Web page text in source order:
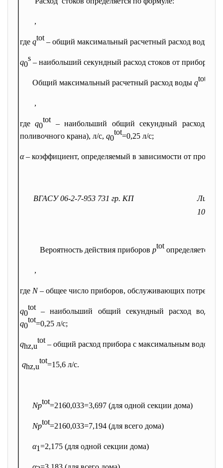
,
где qtot– общий максимальный расчетный расход воды, л/
q0
s – наибольший секундный расход стоков от прибора, л/
Общий максимальный расчетный расход воды qtot
,
гдеq0
tot– наибольший общий секундный расход
поливочного крана), л/c, q0
tot=0,25 л/с;
α– коэффициент, определяемый в зависимости от
ВГАСУ 06-2-7-953 731 гр. КП
Лист
10
Вероятность действия приборов ptotопределяется
,
где N– общее число приборов, обслуживающих
q0
tot– наибольший общий секундный расход воды
q0
tot=0,25 л/с;
qhz,u
tot– общий расход прибора с максимальным
qhz,u
tot=15,6 л/c.
Nּptot=216ּ0,033=3,697 (для одной секции дома)
Nּptot=216ּ0,033=7,194 (для всего дома)
α1=2,175 (для одной секции дома)